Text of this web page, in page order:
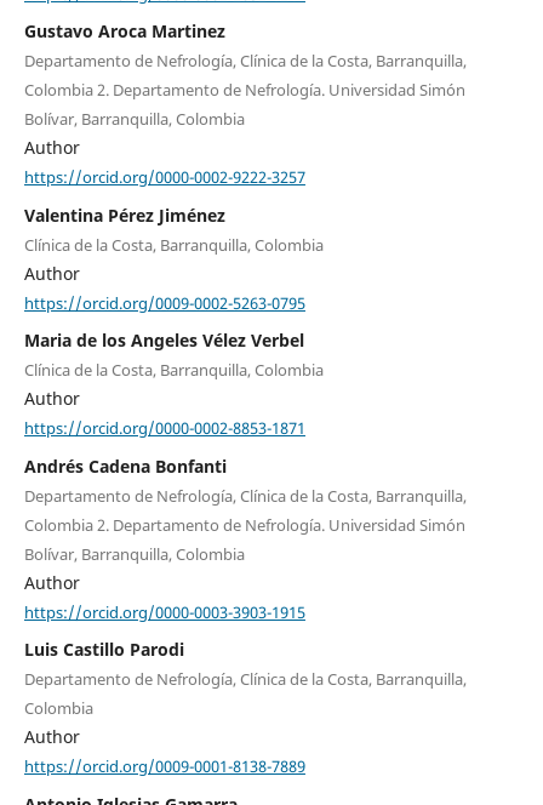
Gustavo Aroca Martinez
Departamento de Nefrología, Clínica de la Costa, Barranquilla,
Colombia 2. Departamento de Nefrología. Universidad Simón
Bolívar, Barranquilla, Colombia
Author
https://orcid.org/0000-0002-9222-3257
Valentina Pérez Jiménez
Clínica de la Costa, Barranquilla, Colombia
Author
https://orcid.org/0009-0002-5263-0795
Maria de los Angeles Vélez Verbel
Clínica de la Costa, Barranquilla, Colombia
Author
https://orcid.org/0000-0002-8853-1871
Andrés Cadena Bonfanti
Departamento de Nefrología, Clínica de la Costa, Barranquilla,
Colombia 2. Departamento de Nefrología. Universidad Simón
Bolívar, Barranquilla, Colombia
Author
https://orcid.org/0000-0003-3903-1915
Luis Castillo Parodi
Departamento de Nefrología, Clínica de la Costa, Barranquilla,
Colombia
Author
https://orcid.org/0009-0001-8138-7889